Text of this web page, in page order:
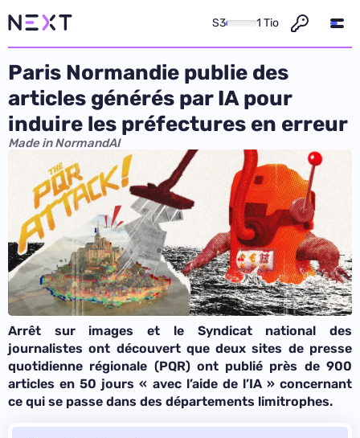
S3 1 Tio
Paris Normandie publie des
articles générés par IA pour
induire les préfectures en erreur
Made in NormandAI
Arrêt sur images et le Syndicat national des
journalistes ont découvert que deux sites de presse
quotidienne régionale (PQR) ont publié près de 900
articles en 50 jours « avec l’aide de l’IA» concernant
ce qui se passe dans des départements limitrophes.